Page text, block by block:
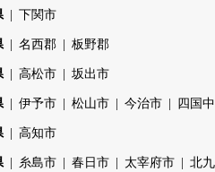
下関市
名西郡 板野郡
高松市 坂出市
伊予市 松山市 今治市 四国
高知市
糸島市 春日市 太宰府市 北